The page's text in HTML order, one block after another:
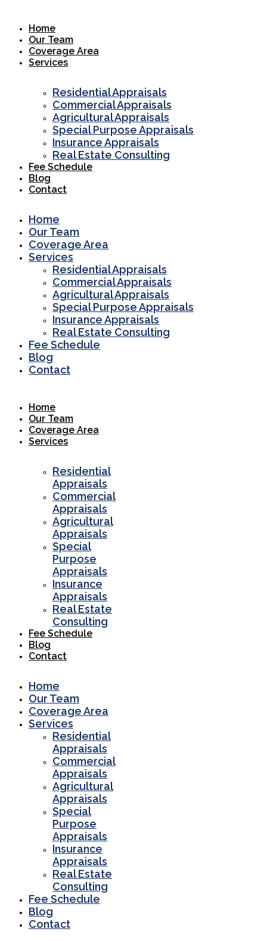
contentHome
Our Team
Coverage Area
Services
Residential Appraisals
Commercial Appraisals
Agricultural Appraisals
Special Purpose Appraisals
Insurance Appraisals
Real Estate Consulting
Fee Schedule
Blog
Contact
Home
Our Team
Coverage Area
Services
Residential Appraisals
Commercial Appraisals
Agricultural Appraisals
Special Purpose Appraisals
Insurance Appraisals
Real Estate Consulting
Fee Schedule
Blog
Contact
Home
Our Team
Coverage Area
Services
Residential
Appraisals
Commercial
Appraisals
Agricultural
Appraisals
Special
Purpose
Appraisals
Insurance
Appraisals
Real Estate
Consulting
Fee Schedule
Blog
Contact
Home
Our Team
Coverage Area
Services
Residential
Appraisals
Commercial
Appraisals
Agricultural
Appraisals
Special
Purpose
Appraisals
Insurance
Appraisals
Real Estate
Consulting
Fee Schedule
Blog
Contact